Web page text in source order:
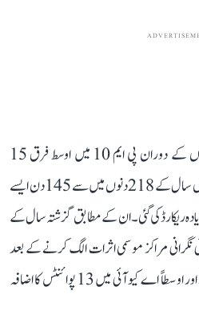
انہوں نے دعویٰ کیا کہ ان 69 دنوں کے دوران پی ایم 10 میں اوسط فرق 15
مائیکروگرام فی مکعب میٹر رہا، جبکہ رواں سال کے 218 دنوں میں سے 145 دن ایسے
ریکارڈ کی گئی۔ ان کے مطابق گزشتہ سال کے
رکھنے والے تمام 29 فضائی نگرانی مراکز موسمی اثرات الگ کرنے کے بعد
گزشتہ سال سے زیادہ آلودہ پائے گئے اور اوسطاً اے کیو آئی میں 13 پوائنٹس کا اضافہ